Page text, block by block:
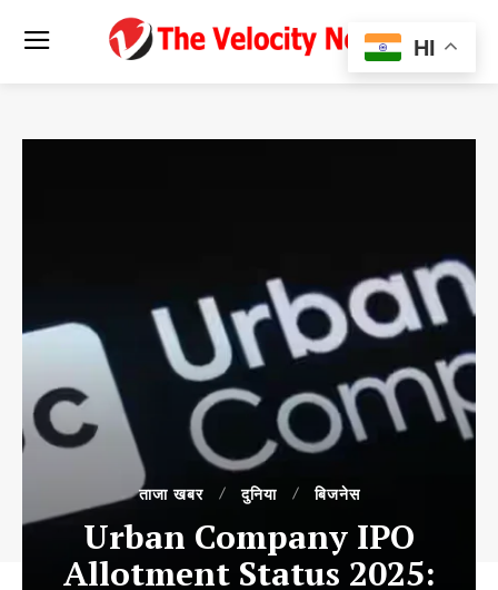
ताजा खबर दुनिया बिजनेस
Urban Company IPO
Allotment Status 2025:
HI